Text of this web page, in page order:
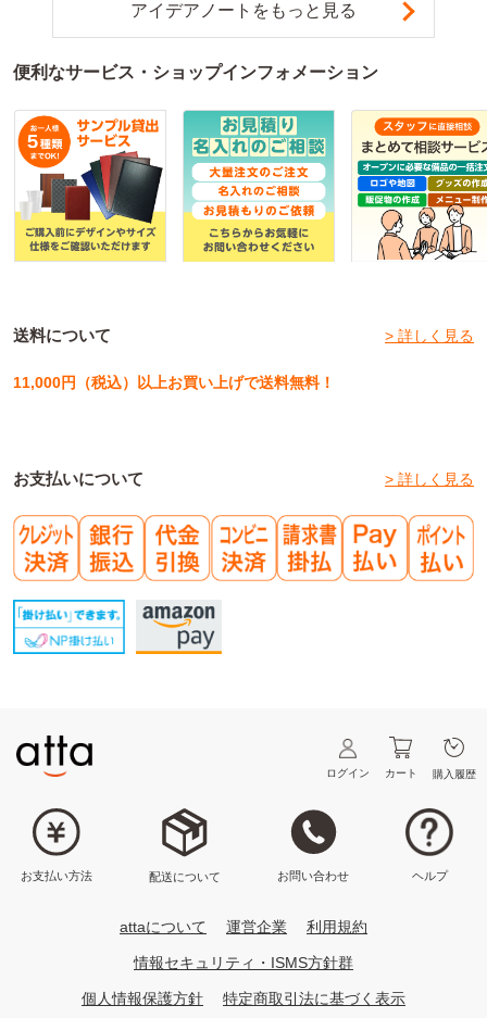
アイデアノートをもっと見る
便利なサービス・ショップインフォメーション
送料について > 詳しく見る
11,000円（税込）以上お買い上げで送料無料！
お支払いについて > 詳しく見る
ログイン カート 購入履歴
お支払い方法 配送について お問い合わせ ヘルプ
attaについて 運営企業 利用規約
情報セキュリティ・ISMS方針群
個人情報保護方針 特定商取引法に基づく表示